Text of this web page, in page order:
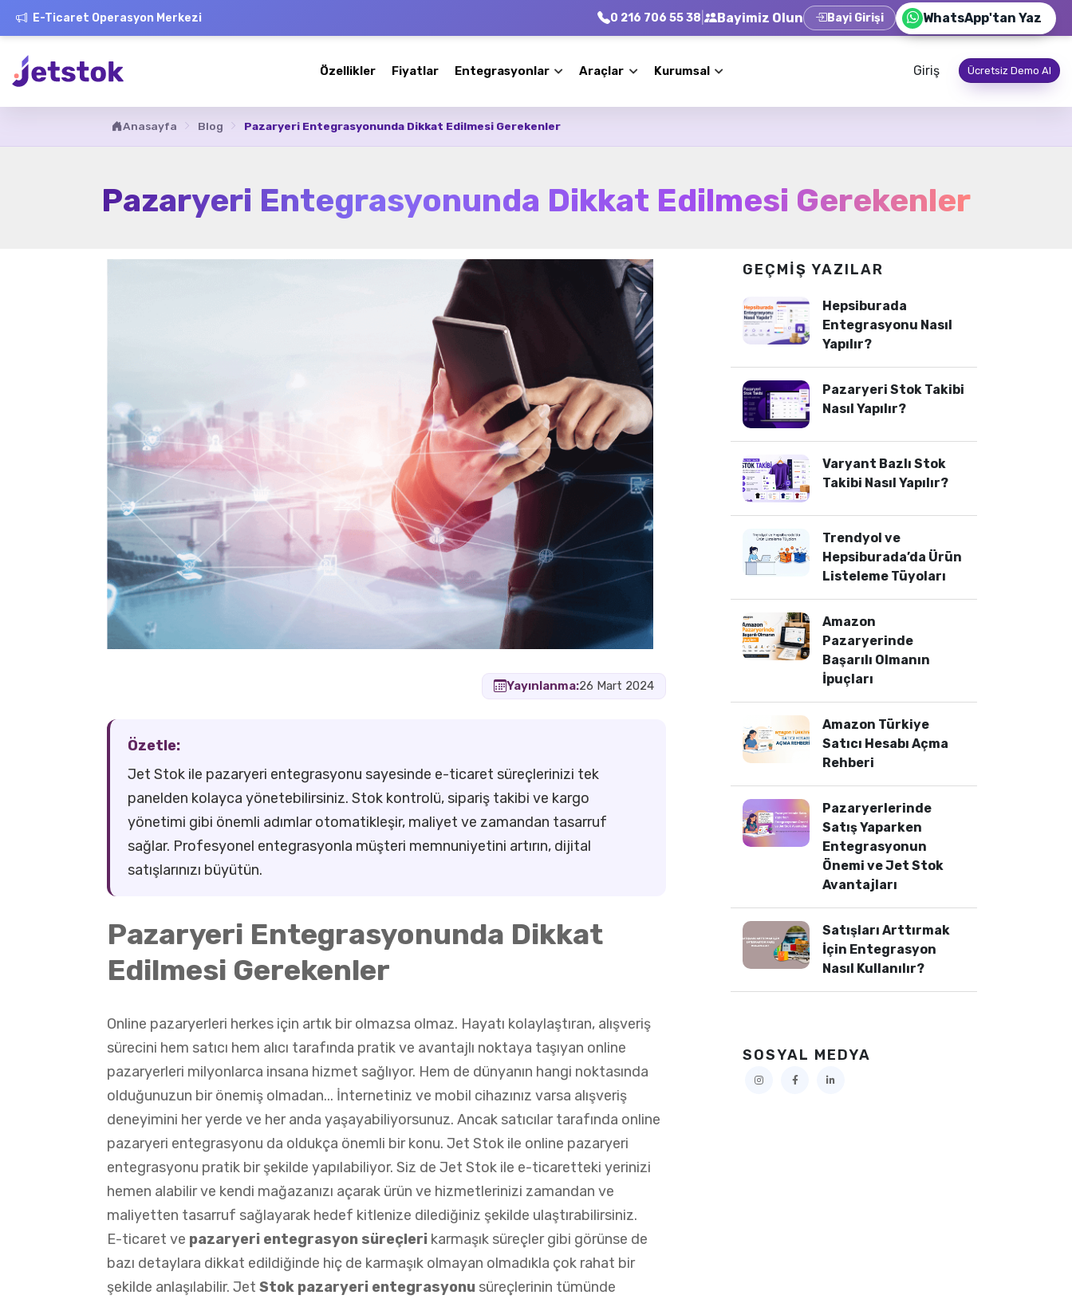
E-Ticaret Operasyon Merkezi 0 216 706 55 38 Bayimiz Olun Bayi Girişi WhatsApp'tan Yaz
Özellikler Fiyatlar Entegrasyonlar Araçlar Kurumsal Giriş Ücretsiz Demo Al
Anasayfa Blog Pazaryeri Entegrasyonunda Dikkat Edilmesi Gerekenler
Pazaryeri Entegrasyonunda Dikkat Edilmesi Gerekenler
Yayınlanma:26 Mart 2024
Özetle:
Jet Stok ile pazaryeri entegrasyonu sayesinde e-ticaret süreçlerinizi tek
panelden kolayca yönetebilirsiniz. Stok kontrolü, sipariş takibi ve kargo
yönetimi gibi önemli adımlar otomatikleşir, maliyet ve zamandan tasarruf
sağlar. Profesyonel entegrasyonla müşteri memnuniyetini artırın, dijital
satışlarınızı büyütün.
Pazaryeri Entegrasyonunda Dikkat
Edilmesi Gerekenler
Online pazaryerleri herkes için artık bir olmazsa olmaz. Hayatı kolaylaştıran, alışveriş
sürecini hem satıcı hem alıcı tarafında pratik ve avantajlı noktaya taşıyan online
pazaryerleri milyonlarca insana hizmet sağlıyor. Hem de dünyanın hangi noktasında
olduğunuzun bir önemiş olmadan... İnternetiniz ve mobil cihazınız varsa alışveriş
deneyimini her yerde ve her anda yaşayabiliyorsunuz. Ancak satıcılar tarafında online
pazaryeri entegrasyonu da oldukça önemli bir konu. Jet Stok ile online pazaryeri
entegrasyonu pratik bir şekilde yapılabiliyor. Siz de Jet Stok ile e-ticaretteki yerinizi
hemen alabilir ve kendi mağazanızı açarak ürün ve hizmetlerinizi zamandan ve
maliyetten tasarruf sağlayarak hedef kitlenize dilediğiniz şekilde ulaştırabilirsiniz.
E-ticaret ve pazaryeri entegrasyon süreçleri karmaşık süreçler gibi görünse de
bazı detaylara dikkat edildiğinde hiç de karmaşık olmayan olmadıkla çok rahat bir
şekilde anlaşılabilir. JetStok pazaryeri entegrasyonu süreçlerinin tümünde
GEÇMIŞ YAZILAR
Hepsiburada
Entegrasyonu Nasıl
Yapılır?
Pazaryeri Stok Takibi
Nasıl Yapılır?
Varyant Bazlı Stok
Takibi Nasıl Yapılır?
Trendyol ve
Hepsiburada’da Ürün
Listeleme Tüyoları
Amazon
Pazaryerinde
Başarılı Olmanın
İpuçları
Amazon Türkiye
Satıcı Hesabı Açma
Rehberi
Pazaryerlerinde
Satış Yaparken
Entegrasyonun
Önemi ve Jet Stok
Avantajları
Satışları Arttırmak
İçin Entegrasyon
Nasıl Kullanılır?
SOSYAL MEDYA